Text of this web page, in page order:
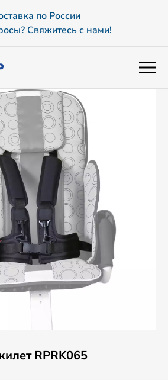
по России
Свяжитесь с нами!
RPRK065